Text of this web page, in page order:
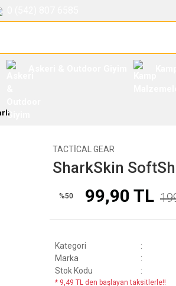
TACTICAL GEAR
SharkSkin
%50 99,90 TL
Kategori
Marka
Stok Kodu
* 9,49 TL den başlayan taksitlerle!!